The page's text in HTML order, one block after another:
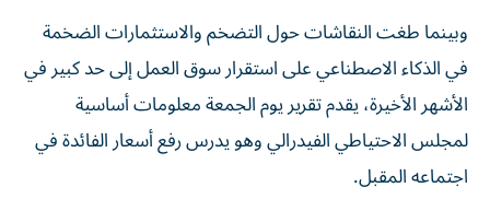
وبينما طغت النقاشات حول التضخم والاستثمارات الضخمة
في الذكاء الاصطناعي على استقرار سوق العمل إلى حد كبير في
الأشهر الأخيرة، يقدم تقرير يوم الجمعة معلومات أساسية
لمجلس الاحتياطي الفيدرالي وهو يدرس رفع أسعار الفائدة في
اجتماعه المقبل.